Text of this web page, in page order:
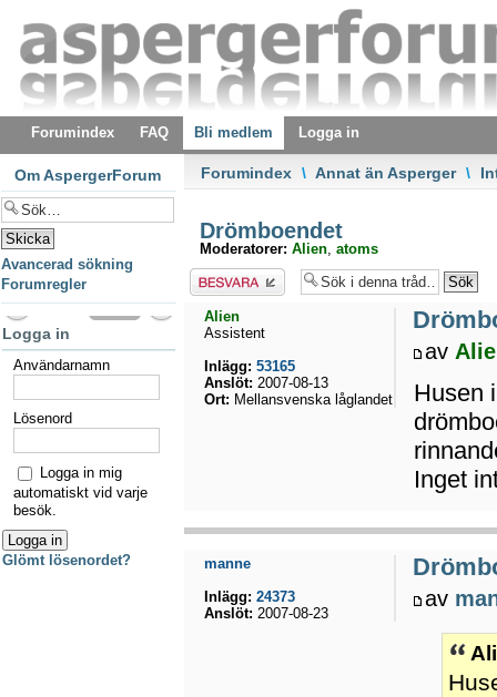
Forumindex FAQ Bli medlem Logga in
Forumindex \ Annat än Asperger \
Drömboendet
Moderatorer: Alien, atoms
Besvara
av
Husen
Inget
Alien
Assistent
Inlägg: 53165
Anslöt: 2007-08-13
Ort: Mellansvenska låglandet
av
manne
Inlägg: 24373
Anslöt: 2007-08-23
Om AspergerForum
Avancerad sökning
Forumregler
Logga in
Användarnamn
Lösenord
Logga in mig
automatiskt vid varje
besök.
Glömt lösenordet?